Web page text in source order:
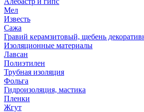
Мел
Известь
Сажа
Гравий керамзитовый, щебень
Изоляционные материалы
Лавсан
Полиэтилен
Трубная изоляция
Фольга
Гидроизоляция, мастика
Пленки
Жгут